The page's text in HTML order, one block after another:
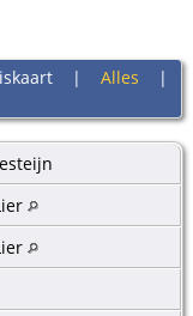
| Alles |